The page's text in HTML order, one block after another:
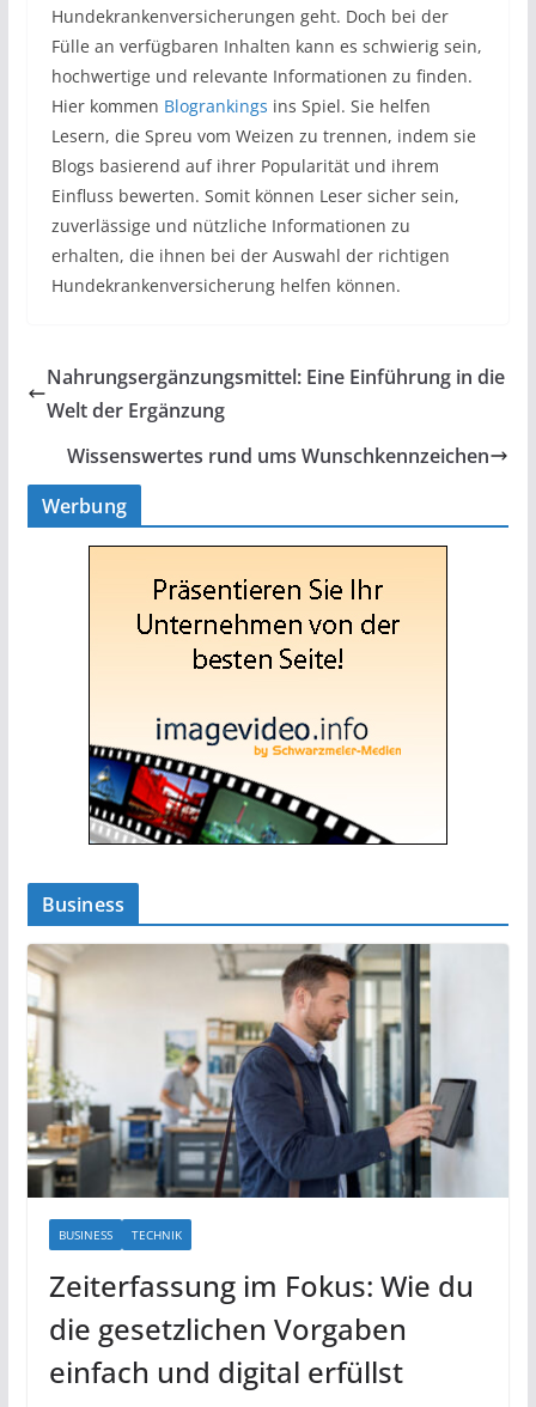
Hundekrankenversicherungen geht. Doch bei der
Fülle an verfügbaren Inhalten kann es schwierig sein,
hochwertige und relevante Informationen zu finden.
Hier kommen Blogrankings ins Spiel. Sie helfen
Lesern, die Spreu vom Weizen zu trennen, indem sie
Blogs basierend auf ihrer Popularität und ihrem
Einfluss bewerten. Somit können Leser sicher sein,
zuverlässige und nützliche Informationen zu
erhalten, die ihnen bei der Auswahl der richtigen
Hundekrankenversicherung helfen können.
Nahrungsergänzungsmittel: Eine Einführung in die
Welt der Ergänzung
Wissenswertes rund ums Wunschkennzeichen
Werbung
Business
BUSINESS TECHNIK
Zeiterfassung im Fokus: Wie du
die gesetzlichen Vorgaben
einfach und digital erfüllst